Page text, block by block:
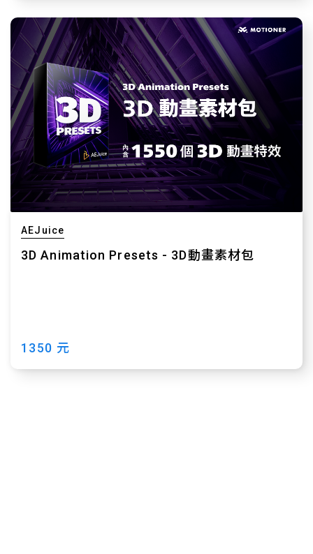
AEJuice
3D Animation Presets - 3D動畫素材包
1350 元